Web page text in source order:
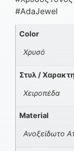
#AdaJewel
Color
Χρυσό
Στυλ /
Χειροπέδα
Material
Ανοξείδωτο